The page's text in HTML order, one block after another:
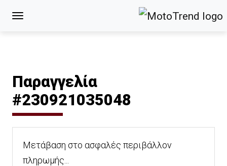
Παραγγελία
#230921035048
Μετάβαση στο ασφαλές περιβάλλον
πληρωμής...